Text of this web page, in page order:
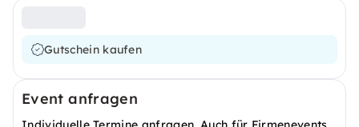
Gutschein kaufen
Event anfragen